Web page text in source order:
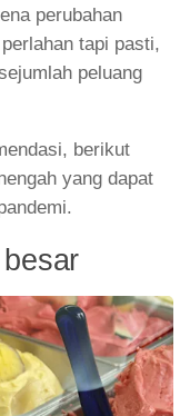
perubahan
tapi pasti,
peluang
berikut
yang dapat